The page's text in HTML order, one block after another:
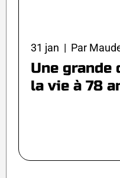
31 jan | Par
Une grande
la vie à 78